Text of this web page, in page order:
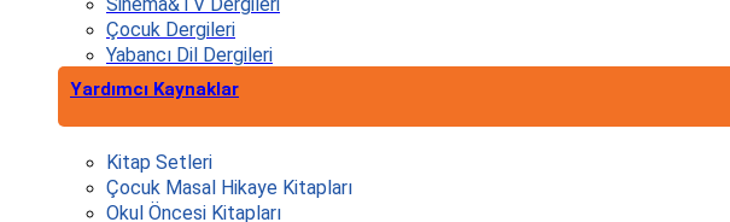
Sinema&TV Dergileri
Çocuk Dergileri
Yabancı Dil Dergileri
Yardımcı Kaynaklar
Kitap Setleri
Çocuk Masal Hikaye Kitapları
Okul Öncesi Kitapları